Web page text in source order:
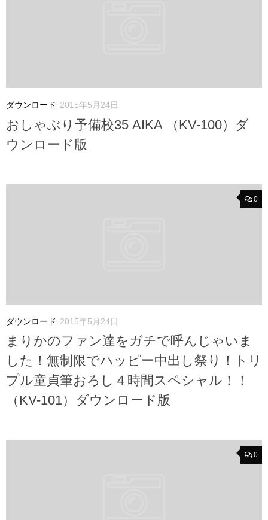
ダウンロード 2015年5月24日
おしゃぶり予備校35 AIKA （KV-100）ダ
ウンロード版
0
ダウンロード 2015年5月24日
まりかのファン達をガチで呼んじゃいま
した！無制限でハッピー中出し祭り！トリ
プル童貞筆おろし４時間スペシャル！！
（KV-101）ダウンロード版
0